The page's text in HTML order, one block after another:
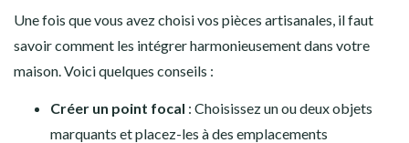
Une fois que vous avez choisi vos pièces artisanales, il faut
savoir comment les intégrer harmonieusement dans votre
maison. Voici quelques conseils :
Créer un point focal : Choisissez un ou deux objets
marquants et placez-les à des emplacements